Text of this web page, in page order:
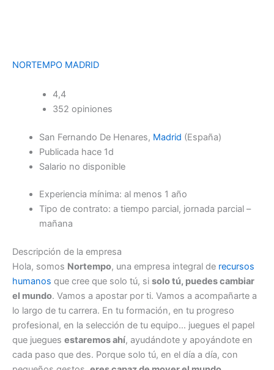
NORTEMPO MADRID
4,4
352 opiniones
San Fernando De Henares, Madrid (España)
Publicada hace 1d
Salario no disponible
Experiencia mínima: al menos 1 año
Tipo de contrato: a tiempo parcial, jornada parcial –
mañana
Descripción de la empresa
Hola, somos Nortempo, una empresa integral de recursos
humanos que cree que solo tú, si solo tú, puedes cambiar
el mundo. Vamos a apostar por ti. Vamos a acompañarte a
lo largo de tu carrera. En tu formación, en tu progreso
profesional, en la selección de tu equipo… juegues el papel
que juegues estaremos ahí, ayudándote y apoyándote en
cada paso que des. Porque solo tú, en el día a día, con